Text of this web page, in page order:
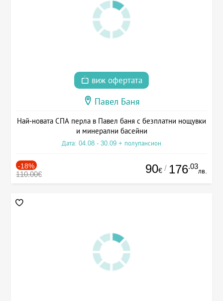
виж офертата
Павел Баня
Най-новата СПА перла в Павел баня с безплатни нощувки
и минерални басейни
Дата: 04.08 - 30.09 + полупансион
-18%
110.00€ 90€ / 176.03
лв.